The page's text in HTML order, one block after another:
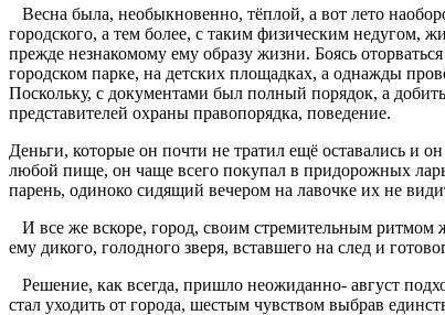
Весна была, необыкновенно, тёплой, а вот лето
городского, а тем более, с таким физическим недугом,
прежде незнакомому ему образу жизни. Боясь
городском парке, на детских площадках, а однажды
Поскольку, с документами был полный порядок, а
представителей охраны правопорядка, поведение.
Деньги, которые он почти не тратил ещё оставались и
любой пище, он чаще всего покупал в придорожных
парень, одиноко сидящий вечером на лавочке их не
И все же вскоре, город, своим стремительным ритмом
ему дикого, голодного зверя, вставшего на след и
Решение, как всегда, пришло неожиданно- август
стал уходить от города, шестым чувством выбрав